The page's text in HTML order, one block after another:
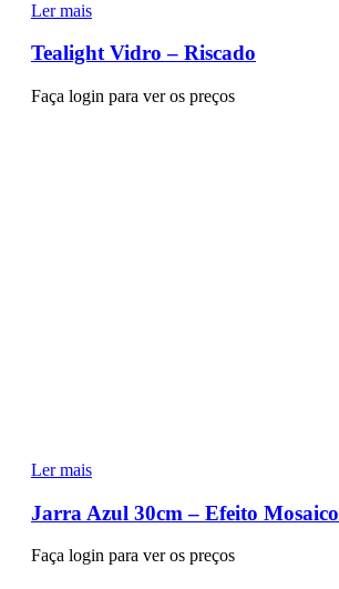
Ler mais
Tealight Vidro – Riscado
Faça login para ver os preços
Ler mais
Jarra Azul 30cm – Efeito Mosaico
Faça login para ver os preços